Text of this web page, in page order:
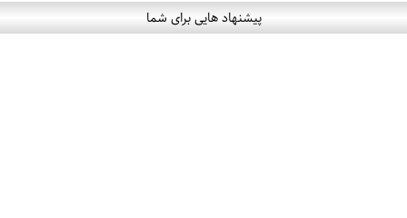
پیشنهاد هایی برای شما